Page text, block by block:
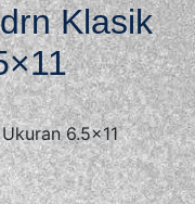
Klasik
6.5×11